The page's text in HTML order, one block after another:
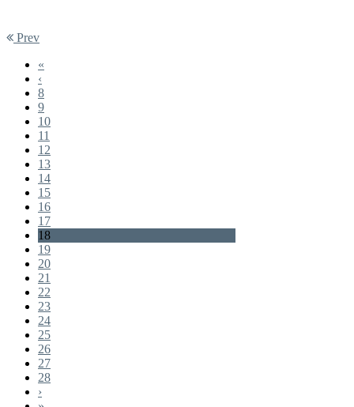
Prev
«
‹
8
9
10
11
12
13
14
15
16
17
18
19
20
21
22
23
24
25
26
27
28
›